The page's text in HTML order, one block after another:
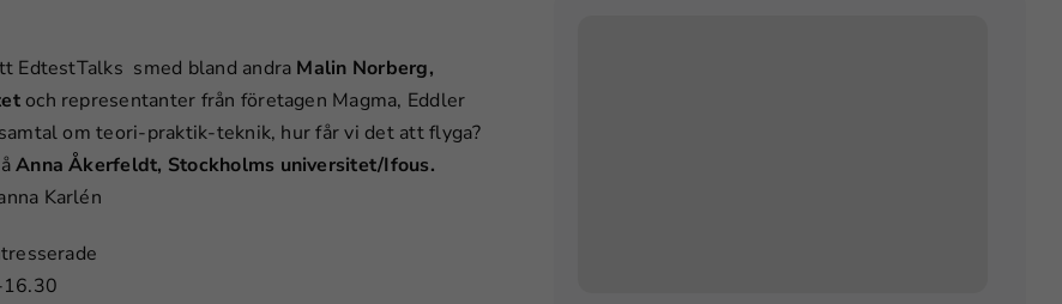
EdtestTalks smed bland andra Malin Norberg,
och representanter från företagen Magma, Eddler
om teori-praktik-teknik, hur får vi det att flyga?
Anna Åkerfeldt, Stockholms universitet/Ifous.
Karlén